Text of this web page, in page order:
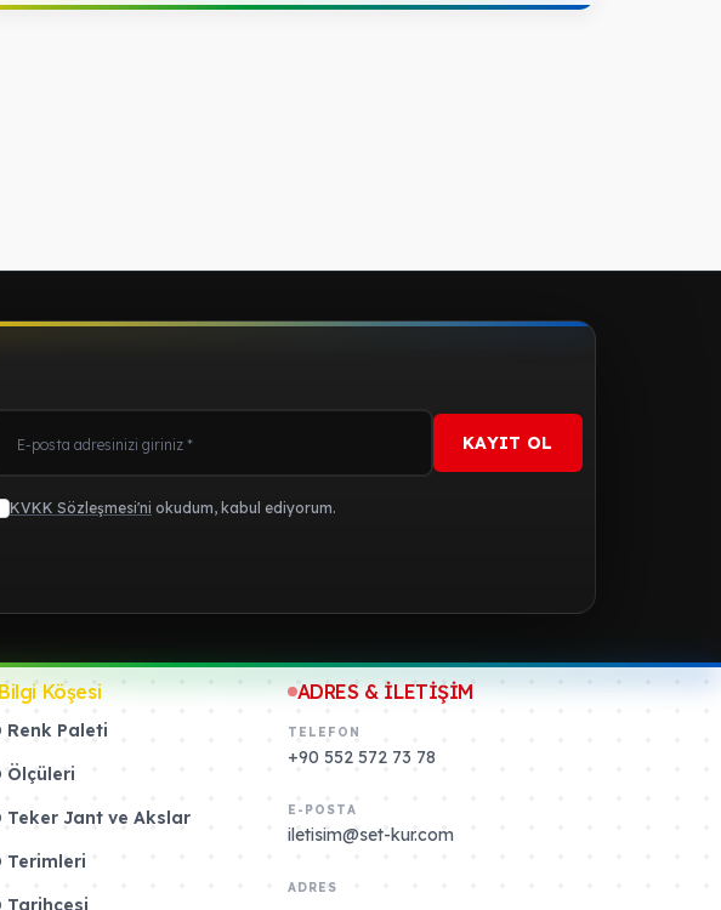
KAYIT OL
KVKK Sözleşmesi'ni okudum, kabul ediyorum.
Köşesi
Renk Paleti
Ölçüleri
Teker Jant ve Akslar
Terimleri
Tarihçesi
ADRES & İLETİŞİM
TELEFON
+90 552 572 73 78
E-POSTA
iletisim@set-kur.com
ADRES